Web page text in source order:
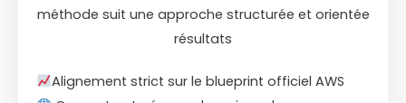
méthode suit une approche structurée et orientée
résultats
Alignement strict sur le blueprint officiel AWS